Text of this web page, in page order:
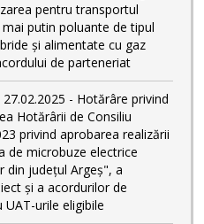
pentru transportul
putin poluante de tipul
și alimentate cu gaz
de parteneriat
- Hotărâre privind
Hotărârii de Consiliu
privind aprobarea realizării
de microbuze electrice
din județul Argeș", a
și a acordurilor de
urile eligibile